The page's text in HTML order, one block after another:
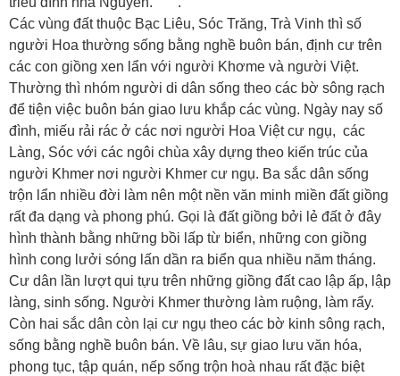
Các vùng đất thuộc Bạc Liêu, Sóc Trăng, Trà Vinh thì số
người Hoa thường sống bằng nghề buôn bán, định cư trên
các con giồng xen lẩn với người Khơme và người Việt.
Thường thì nhóm người di dân sống theo các bờ sông rạch
để tiện việc buôn bán giao lưu khắp các vùng. Ngày nay số
đình, miếu rải rác ở các nơi người Hoa Việt cư ngụ, các
Làng, Sóc với các ngôi chùa xây dựng theo kiến trúc của
người Khmer nơi người Khmer cư ngụ. Ba sắc dân sống
trộn lẩn nhiều đời làm nên một nền văn minh miền đất giồng
rất đa dạng và phong phú. Gọi là đất giồng bởi lẻ đất ở đây
hình thành bằng những bồi lấp từ biển, những con giồng
hình cong lưởi sóng lấn dần ra biển qua nhiều năm tháng.
Cư dân lần lượt qui tựu trên những giồng đất cao lập ấp, lập
làng, sinh sống. Người Khmer thường làm ruộng, làm rẩy.
Còn hai sắc dân còn lại cư ngụ theo các bờ kinh sông rạch,
sống bằng nghề buôn bán. Về lâu, sự giao lưu văn hóa,
phong tục, tập quán, nếp sống trộn hoà nhau rất đặc biệt